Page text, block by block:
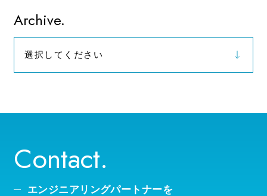
お知らせ
Archive.
選択してください
Contact.
エンジニアリングパートナーを